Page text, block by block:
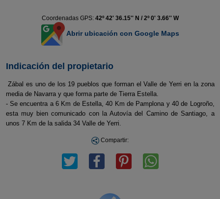
Coordenadas GPS: 42º 42' 36.15'' N / 2º 0' 3.66'' W
Abrir ubicación con Google Maps
Indicación del propietario
Zábal es uno de los 19 pueblos que forman el Valle de Yerri en la zona
media de Navarra y que forma parte de Tierra Estella.
- Se encuentra a 6 Km de Estella, 40 Km de Pamplona y 40 de Logroño,
esta muy bien comunicado con la Autovía del Camino de Santiago, a
unos 7 Km de la salida 34 Valle de Yerri.
Compartir: